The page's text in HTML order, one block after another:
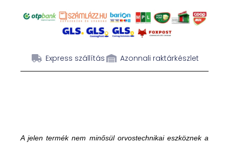
Express szállítás Azonnali raktárkészlet
A jelen termék nem minősül orvostechnikai eszköznek a